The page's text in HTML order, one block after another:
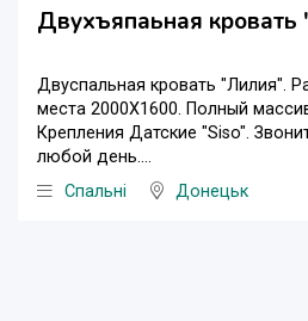
Двухъяпаьная
Двуспальная кровать "Лилия".
места 2000Х1600. Полный
Крепления Датские "Siso".
любой день....
Спальні
Донецьк